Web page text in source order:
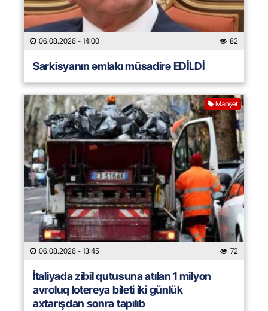
06.08.2026 - 14:00 82
Sarkisyanın əmlakı müsadirə EDİLDİ
Manşet
06.08.2026 - 13:45 72
İtaliyada zibil qutusuna atılan 1 milyon
avroluq lotereya bileti iki günlük
axtarışdan sonra tapılıb